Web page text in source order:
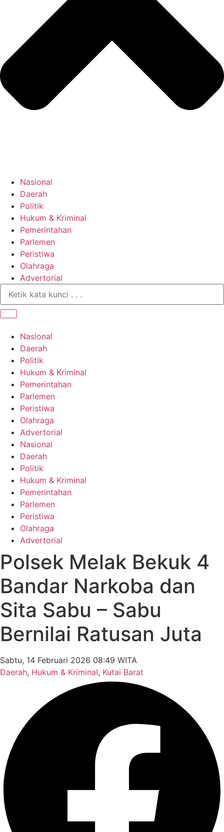
Nasional
Daerah
Politik
Hukum & Kriminal
Pemerintahan
Parlemen
Peristiwa
Olahraga
Advertorial
Nasional
Daerah
Politik
Hukum & Kriminal
Pemerintahan
Parlemen
Peristiwa
Olahraga
Advertorial
Nasional
Daerah
Politik
Hukum & Kriminal
Pemerintahan
Parlemen
Peristiwa
Olahraga
Advertorial
Polsek Melak Bekuk 4
Bandar Narkoba dan
Sita Sabu – Sabu
Bernilai Ratusan Juta
Sabtu, 14 Februari 2026 08:49 WITA
Daerah, Hukum & Kriminal, Kutai Barat